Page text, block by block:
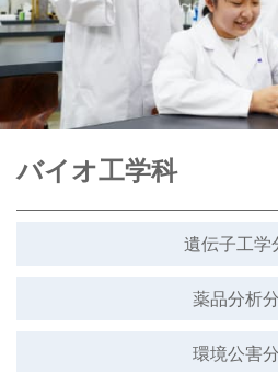
バイオ工学科
遺伝子工学
薬品分析
環境公害